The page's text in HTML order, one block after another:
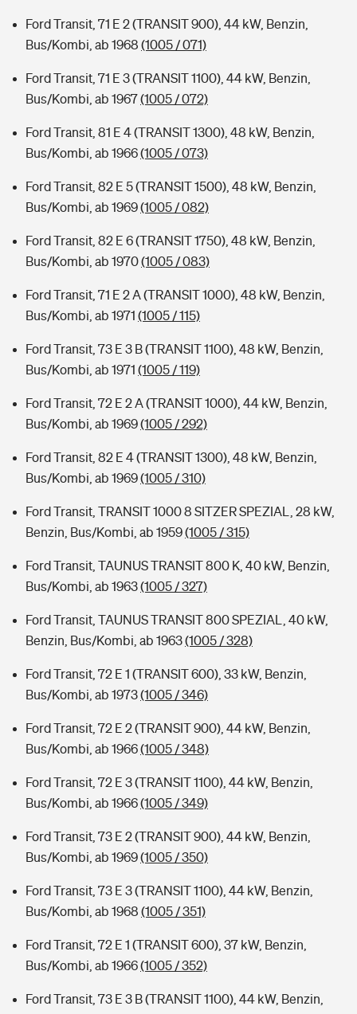
Ford Transit, 71 E 2 (TRANSIT 900), 44 kW, Benzin,
Bus/Kombi, ab 1968 (1005 / 071)
Ford Transit, 71 E 3 (TRANSIT 1100), 44 kW, Benzin,
Bus/Kombi, ab 1967(1005 / 072)
Ford Transit, 81 E 4 (TRANSIT 1300), 48 kW, Benzin,
Bus/Kombi, ab 1966(1005 / 073)
Ford Transit, 82 E 5 (TRANSIT 1500), 48 kW, Benzin,
Bus/Kombi, ab 1969(1005 / 082)
Ford Transit, 82 E 6 (TRANSIT 1750), 48 kW, Benzin,
Bus/Kombi, ab 1970(1005 / 083)
Ford Transit, 71 E 2 A (TRANSIT 1000), 48 kW, Benzin,
Bus/Kombi, ab 1971 (1005 / 115)
Ford Transit, 73 E 3 B (TRANSIT 1100), 48 kW, Benzin,
Bus/Kombi, ab 1971 (1005 / 119)
Ford Transit, 72 E 2 A (TRANSIT 1000), 44 kW, Benzin,
Bus/Kombi, ab 1969(1005 / 292)
Ford Transit, 82 E 4 (TRANSIT 1300), 48 kW, Benzin,
Bus/Kombi, ab 1969(1005 / 310)
Ford Transit, TRANSIT 1000 8 SITZER SPEZIAL, 28 kW,
Benzin, Bus/Kombi, ab 1959(1005 / 315)
Ford Transit, TAUNUS TRANSIT 800 K, 40 kW, Benzin,
Bus/Kombi, ab 1963(1005 / 327)
Ford Transit, TAUNUS TRANSIT 800 SPEZIAL, 40 kW,
Benzin, Bus/Kombi, ab 1963(1005 / 328)
Ford Transit, 72 E 1 (TRANSIT 600), 33 kW, Benzin,
Bus/Kombi, ab 1973(1005 / 346)
Ford Transit, 72 E 2 (TRANSIT 900), 44 kW, Benzin,
Bus/Kombi, ab 1966(1005 / 348)
Ford Transit, 72 E 3 (TRANSIT 1100), 44 kW, Benzin,
Bus/Kombi, ab 1966(1005 / 349)
Ford Transit, 73 E 2 (TRANSIT 900), 44 kW, Benzin,
Bus/Kombi, ab 1969(1005 / 350)
Ford Transit, 73 E 3 (TRANSIT 1100), 44 kW, Benzin,
Bus/Kombi, ab 1968 (1005 / 351)
Ford Transit, 72 E 1 (TRANSIT 600), 37 kW, Benzin,
Bus/Kombi, ab 1966(1005 / 352)
Ford Transit, 73 E 3 B (TRANSIT 1100), 44 kW, Benzin,